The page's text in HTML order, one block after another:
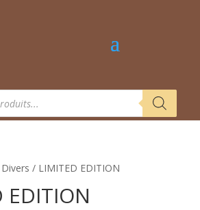
/ LIMITED EDITION
EDITION